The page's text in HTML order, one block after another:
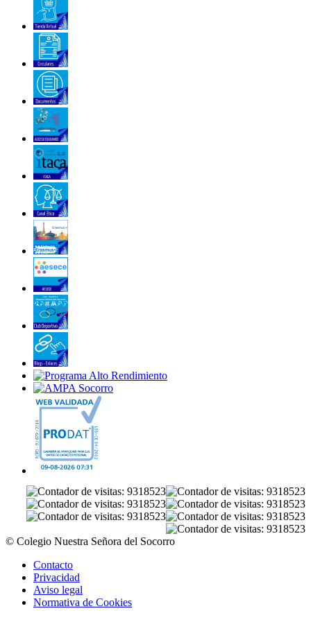
© Colegio Nuestra Señora del Socorro
Contacto
Privacidad
Aviso legal
Normativa de Cookies